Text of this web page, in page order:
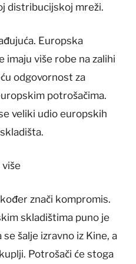
distribucijskoj mreži.
Europska
imaju više robe na zalihi
odgovornost za
potrošačima.
veliki udio europskih
više
znači kompromis.
skladištima puno je
šalje izravno iz Kine, a
Potrošači će stoga